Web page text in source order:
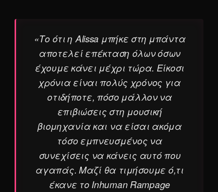
«Το ότι η Alissa μπήκε στη μπάντα
αποτελεί επέκταση όλων όσων
έχουμε κάνει μέχρι τώρα. Είκοσι
χρόνια είναι πολύς χρόνος για
οτιδήποτε, πόσο μάλλον να
επιβιώσεις στη μουσική
βιομηχανία και να είσαι ακόμα
τόσο εμπνευσμένος να
συνεχίσεις να κάνεις αυτό που
αγαπάς. Μαζί θα τιμήσουμε ό,τι
έκανε το Inhuman Rampage